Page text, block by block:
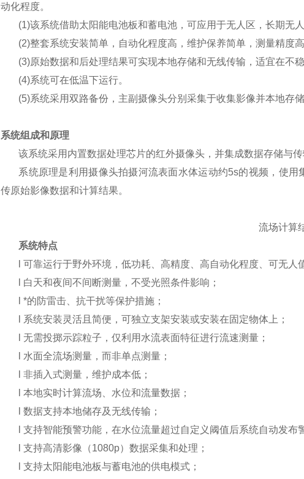
动化程度。
(1)该系统借助太阳能电池板和蓄电池，可应用于无人区，长期无
(2)整套系统安装简单，自动化程度高，维护保养简单，测量精度
(3)原始数据和后处理结果可实现本地存储和无线传输，适宜在不
(4)系统可在低温下运行。
(5)系统采用双路备份，主副摄像头分别采集于收集影像并本地存
系统组成和原理
该系统采用内置数据处理芯片的红外摄像头，并集成数据存储与
系统原理是利用摄像头拍摄河流表面水体运动约5s的视频，使用
传原始影像数据和计算结果。
流场计算
系统特点
l可靠运行于野外环境，低功耗、高精度、高自动化程度、可无人
白天和夜间不间断测量，不受光照条件影响；
l*的防雷击、抗干扰等保护措施；
系统安装灵活且简便，可独立支架安装或安装在固定物体上；
无需投掷示踪粒子，仅利用水流表面特征进行流速测量；
水面全流场测量，而非单点测量；
l非插入式测量，维护成本低；
l本地实时计算流场、水位和流量数据；
l数据支持本地储存及无线传输；
l支持智能预警功能，在水位流量超过自定义阈值后系统自动发布
l支持高清影像（1080p）数据采集和处理；
l支持太阳能电池板与蓄电池的供电模式；